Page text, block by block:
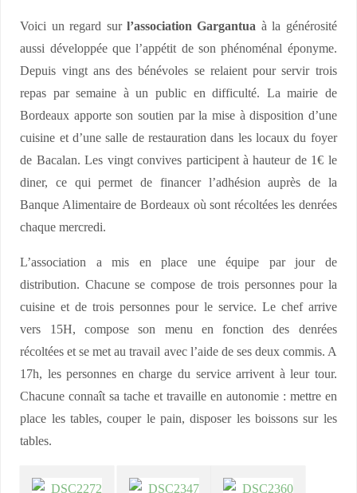
Voici un regard sur l’association Gargantua à la générosité
aussi développée que l’appétit de son phénoménal éponyme.
Depuis vingt ans des bénévoles se relaient pour servir trois
repas par semaine à un public en difficulté. La mairie de
Bordeaux apporte son soutien par la mise à disposition d’une
cuisine et d’une salle de restauration dans les locaux du foyer
de Bacalan. Les vingt convives participent à hauteur de 1€ le
diner, ce qui permet de financer l’adhésion auprès de la
Banque Alimentaire de Bordeaux où sont récoltées les denrées
chaque mercredi.
L’association a mis en place une équipe par jour de
distribution. Chacune se compose de trois personnes pour la
cuisine et de trois personnes pour le service. Le chef arrive
vers 15H, compose son menu en fonction des denrées
récoltées et se met au travail avec l’aide de ses deux commis. A
17h, les personnes en charge du service arrivent à leur tour.
Chacune connaît sa tache et travaille en autonomie : mettre en
place les tables, couper le pain, disposer les boissons sur les
tables.